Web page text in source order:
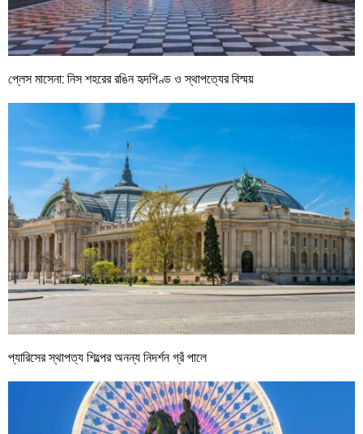
প্লেস মাসেনা: নিস শহরের রঙিন হৃদপিণ্ড ও স্থাপত্যের বিস্ময়
প্যারিসের স্থাপত্য শিল্পের অনন্য নিদর্শন গ্রঁ পালে